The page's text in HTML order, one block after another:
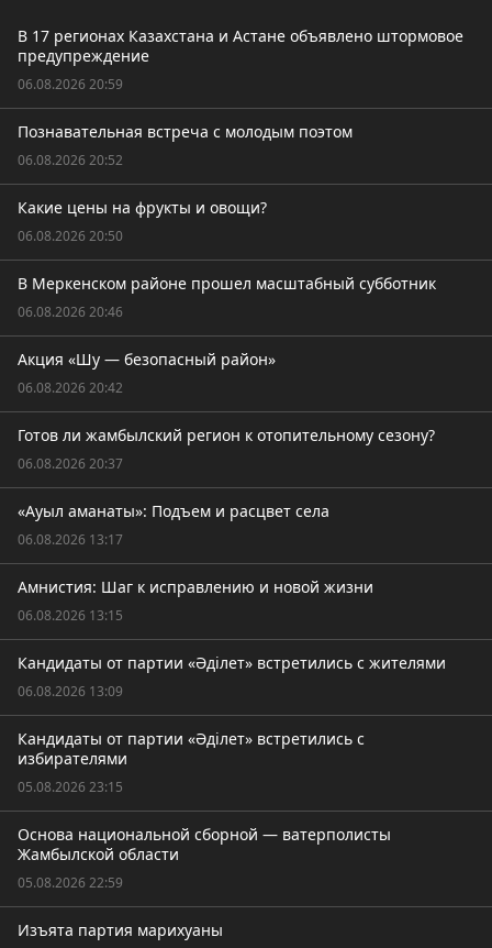
В 17 регионах Казахстана и Астане объявлено штормовое
предупреждение
06.08.2026 20:59
Познавательная встреча с молодым поэтом
06.08.2026 20:52
Какие цены на фрукты и овощи?
06.08.2026 20:50
В Меркенском районе прошел масштабный субботник
06.08.2026 20:46
Акция «Шу — безопасный район»
06.08.2026 20:42
Готов ли жамбылский регион к отопительному сезону?
06.08.2026 20:37
«Ауыл аманаты»: Подъем и расцвет села
06.08.2026 13:17
Амнистия: Шаг к исправлению и новой жизни
06.08.2026 13:15
Кандидаты от партии «Әділет» встретились с жителями
06.08.2026 13:09
Кандидаты от партии «Әділет» встретились с
избирателями
05.08.2026 23:15
Основа национальной сборной — ватерполисты
Жамбылской области
05.08.2026 22:59
Изъята партия марихуаны